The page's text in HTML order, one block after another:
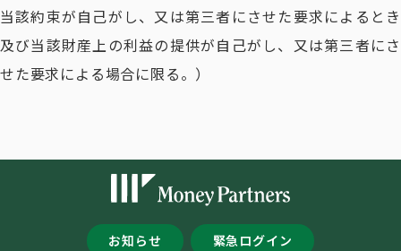
当該約束が自己がし、又は第三者にさせた要求によるとき
及び当該財産上の利益の提供が自己がし、又は第三者にさ
せた要求による場合に限る。）
お知らせ 緊急ログイン